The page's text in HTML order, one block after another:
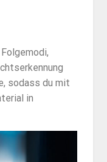
sodass du mit
in